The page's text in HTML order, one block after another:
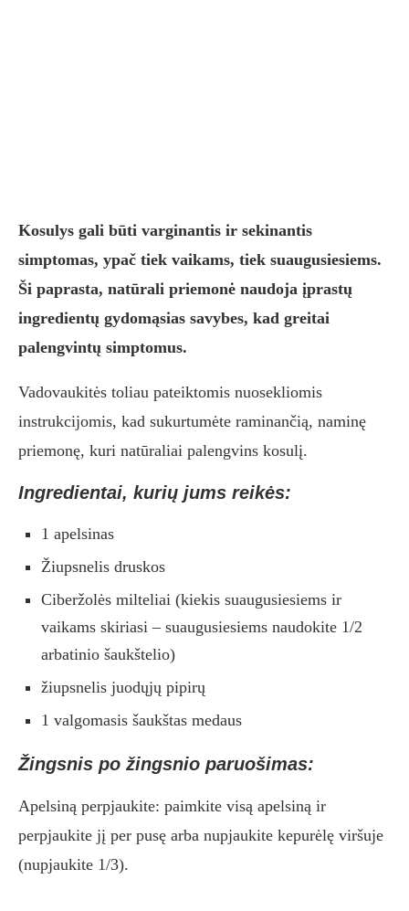
Kosulys gali būti varginantis ir sekinantis
simptomas, ypač tiek vaikams, tiek suaugusiesiems.
Ši paprasta, natūrali priemonė naudoja įprastų
ingredientų gydomąsias savybes, kad greitai
palengvintų simptomus.
Vadovaukitės toliau pateiktomis nuosekliomis
instrukcijomis, kad sukurtumėte raminančią, naminę
priemonę, kuri natūraliai palengvins kosulį.
Ingredientai, kurių jums reikės:
1 apelsinas
Žiupsnelis druskos
Ciberžolės milteliai (kiekis suaugusiesiems ir
vaikams skiriasi – suaugusiesiems naudokite 1/2
arbatinio šaukštelio)
žiupsnelis juodųjų pipirų
1 valgomasis šaukštas medaus
Žingsnis po žingsnio paruošimas:
Apelsiną perpjaukite: paimkite visą apelsiną ir
perpjaukite jį per pusę arba nupjaukite kepurėlę viršuje
(nupjaukite 1/3).